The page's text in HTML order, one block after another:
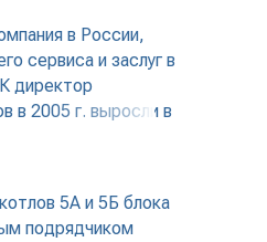
в России,
сервиса и заслуг в
директор
в 2005 г. выросли в
5А и 5Б блока
подрядчиком